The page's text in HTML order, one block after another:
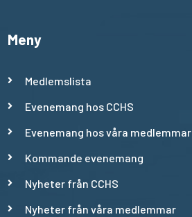
Meny
Medlemslista
Evenemang hos CCHS
Evenemang hos våra medlemmar
Kommande evenemang
Nyheter från CCHS
Nyheter från våra medlemmar